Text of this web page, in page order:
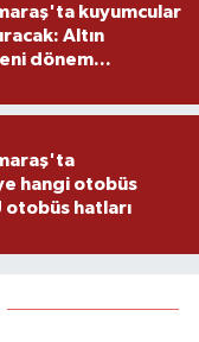
kuyumcular
Altın
dönem...
hangi otobüs
otobüs hatları